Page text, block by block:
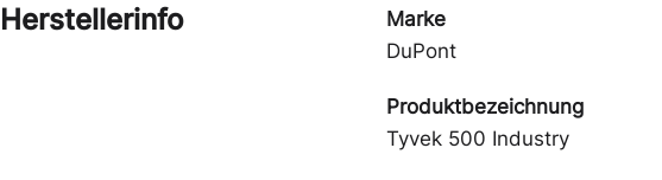
Herstellerinfo
Marke
DuPont
Produktbezeichnung
Tyvek 500 Industry